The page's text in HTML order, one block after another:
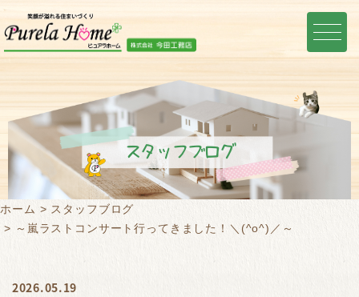
スタッフブログ
ホーム
スタッフブログ
～嵐ラストコンサート行ってきました！＼(^o^)／～
2026.05.19